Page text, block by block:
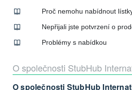
Proč nemohu nabídnout
Nepřijali jste potvrzení o
Problémy s nabídkou
O společnosti StubHub
O společnosti StubHub